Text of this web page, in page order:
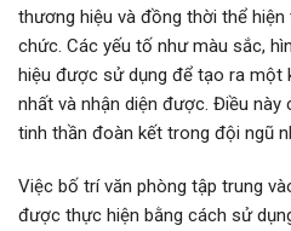
thương hiệu và đồng thời thể
chức. Các yếu tố như màu sắc,
hiệu được sử dụng để tạo ra một
nhất và nhận diện được. Điều này
tinh thần đoàn kết trong đội ngũ
Việc bố trí văn phòng tập trung
được thực hiện bằng cách sử